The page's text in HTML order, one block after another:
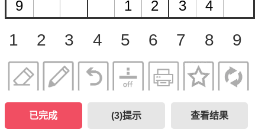
1 2 3 4 5 6 7 8 9
已完成 (3)提示 查看结果